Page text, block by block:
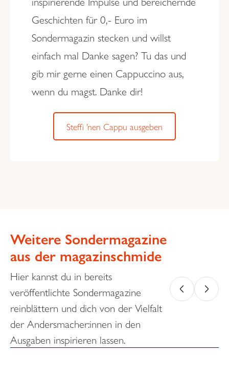
Geschichten für 0,- Euro im
Sondermagazin stecken und willst
einfach mal Danke sagen? Tu das und
gib mir gerne einen Cappuccino aus,
wenn du magst. Danke dir!
Steffi ’nen Cappu ausgeben
Weitere Sondermagazine
aus der magazinschmide
Hier kannst du in bereits
veröffentlichte Sondermagazine
reinblättern und dich von der Vielfalt
der Andersmacher:innen in den
Ausgaben inspirieren lassen.